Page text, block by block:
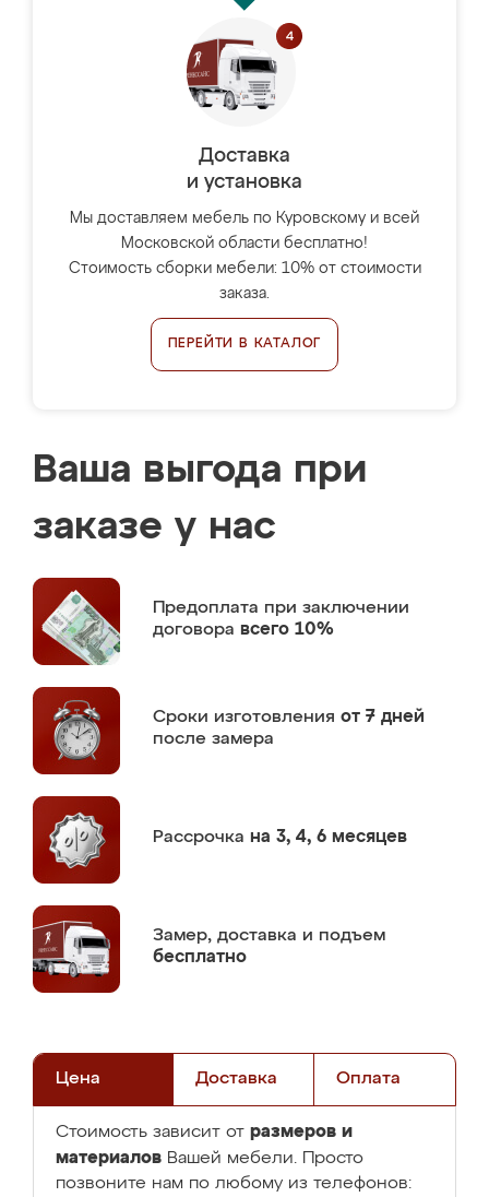
Доставка
и установка
Мы доставляем мебель по Куровскому и всей
Московской области бесплатно!
Стоимость сборки мебели: 10% от стоимости
заказа.
ПЕРЕЙТИ В КАТАЛОГ
Ваша выгода при
заказе у нас
Предоплата при заключении
договора всего 10%
Сроки изготовления от 7 дней
после замера
Рассрочка на 3, 4, 6 месяцев
Замер, доставка и подъем
бесплатно
Цена Доставка Оплата
Стоимость зависит от размеров и
материалов Вашей мебели. Просто
позвоните нам по любому из телефонов: